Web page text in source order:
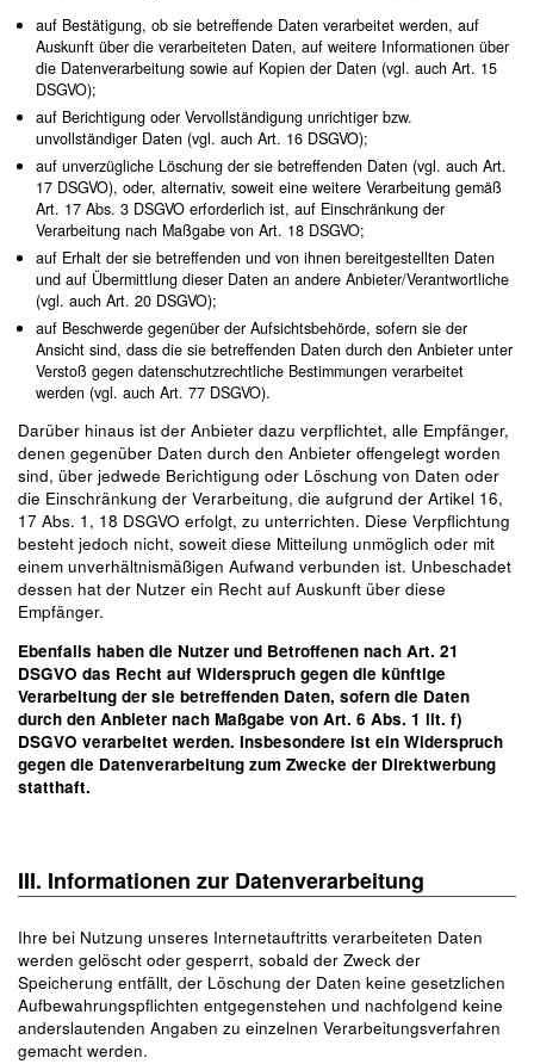
auf Bestätigung, ob sie betreffende Daten verarbeitet werden, auf
Auskunft über die verarbeiteten Daten, auf weitere Informationen über
die Datenverarbeitung sowie auf Kopien der Daten (vgl. auch Art. 15
DSGVO);
auf Berichtigung oder Vervollständigung unrichtiger bzw.
unvollständiger Daten (vgl. auch Art. 16 DSGVO);
auf unverzügliche Löschung der sie betreffenden Daten (vgl. auch Art.
17 DSGVO), oder, alternativ, soweit eine weitere Verarbeitung gemäß
Art. 17 Abs. 3 DSGVO erforderlich ist, auf Einschränkung der
Verarbeitung nach Maßgabe von Art. 18 DSGVO;
auf Erhalt der sie betreffenden und von ihnen bereitgestellten Daten
und auf Übermittlung dieser Daten an andere Anbieter/Verantwortliche
(vgl. auch Art. 20 DSGVO);
auf Beschwerde gegenüber der Aufsichtsbehörde, sofern sie der
Ansicht sind, dass die sie betreffenden Daten durch den Anbieter unter
Verstoß gegen datenschutzrechtliche Bestimmungen verarbeitet
werden (vgl. auch Art. 77 DSGVO).
Darüber hinaus ist der Anbieter dazu verpflichtet, alle Empfänger,
denen gegenüber Daten durch den Anbieter offengelegt worden
sind, über jedwede Berichtigung oder Löschung von Daten oder
die Einschränkung der Verarbeitung, die aufgrund der Artikel 16,
17 Abs. 1, 18 DSGVO erfolgt, zu unterrichten. Diese Verpflichtung
besteht jedoch nicht, soweit diese Mitteilung unmöglich oder mit
einem unverhältnismäßigen Aufwand verbunden ist. Unbeschadet
dessen hat der Nutzer ein Recht auf Auskunft über diese
Empfänger.
Ebenfalls haben die Nutzer und Betroffenen nach Art. 21
DSGVO das Recht auf Widerspruch gegen die künftige
Verarbeitung der sie betreffenden Daten, sofern die Daten
durch den Anbieter nach Maßgabe von Art. 6 Abs. 1 lit. f)
DSGVO verarbeitet werden. Insbesondere ist ein Widerspruch
gegen die Datenverarbeitung zum Zwecke der Direktwerbung
statthaft.
III. Informationen zur Datenverarbeitung
Ihre bei Nutzung unseres Internetauftritts verarbeiteten Daten
werden gelöscht oder gesperrt, sobald der Zweck der
Speicherung entfällt, der Löschung der Daten keine gesetzlichen
Aufbewahrungspflichten entgegenstehen und nachfolgend keine
anderslautenden Angaben zu einzelnen Verarbeitungsverfahren
gemacht werden.